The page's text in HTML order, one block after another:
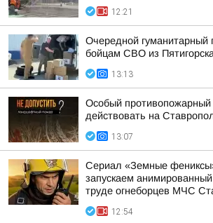
12:21
Очередной гуманитарный
бойцам СВО из Пятигорска
13:13
Особый
действовать на
13:07
Сериал «Земные
запускаем
труде огнеборцев МЧС
12:54